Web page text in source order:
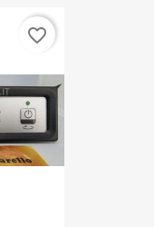
favorite_border